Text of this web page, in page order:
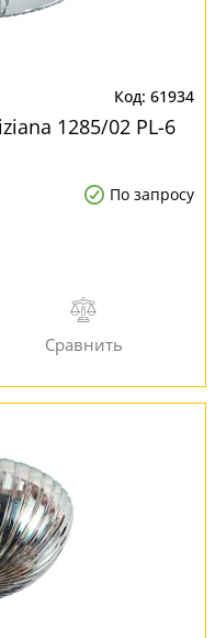
61934
1285/02 PL-6
По запросу